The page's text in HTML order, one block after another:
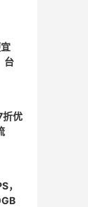
台
折优
，